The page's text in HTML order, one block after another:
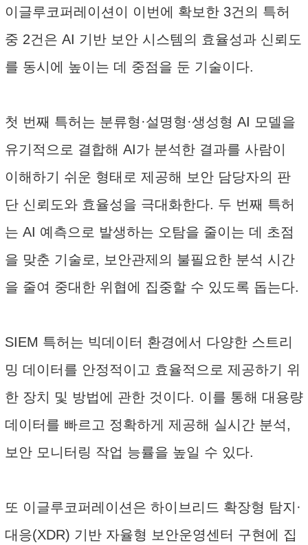
이글루코퍼레이션이 이번에 확보한 3건의 특허
중 2건은 AI 기반 보안 시스템의 효율성과 신뢰도
를 동시에 높이는 데 중점을 둔 기술이다.
첫 번째 특허는 분류형·설명형·생성형 AI 모델을
유기적으로 결합해 AI가 분석한 결과를 사람이
이해하기 쉬운 형태로 제공해 보안 담당자의 판
단 신뢰도와 효율성을 극대화한다. 두 번째 특허
는 AI 예측으로 발생하는 오탐을 줄이는 데 초점
을 맞춘 기술로, 보안관제의 불필요한 분석 시간
을 줄여 중대한 위협에 집중할 수 있도록 돕는다.
SIEM 특허는 빅데이터 환경에서 다양한 스트리
밍 데이터를 안정적이고 효율적으로 제공하기 위
한 장치 및 방법에 관한 것이다. 이를 통해 대용량
데이터를 빠르고 정확하게 제공해 실시간 분석,
보안 모니터링 작업 능률을 높일 수 있다.
또 이글루코퍼레이션은 하이브리드 확장형 탐지·
대응(XDR) 기반 자율형 보안운영센터 구현에 집